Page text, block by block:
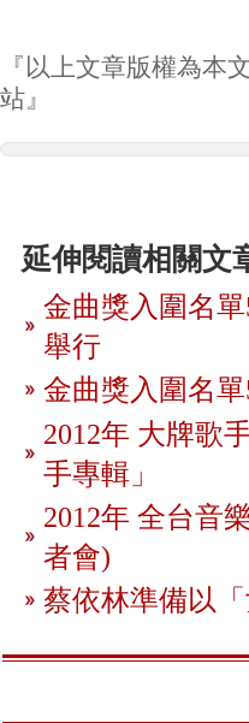
『以上文章版權為本
站』
延伸閱讀相關文
金曲獎入圍名
舉行
金曲獎入圍名
2012年 大牌歌
手專輯」
2012年 全台音
者會)
蔡依林準備以